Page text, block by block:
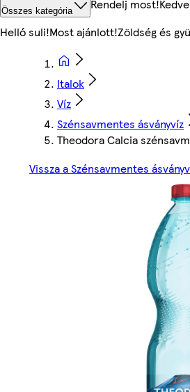
Összes kategória Rendelj most!
Helló suli!Most ajánlott!Zöldség és
Italok
Víz
Szénsavmentes ásványvíz
Theodora Calcia
Vissza a Szénsavmentes